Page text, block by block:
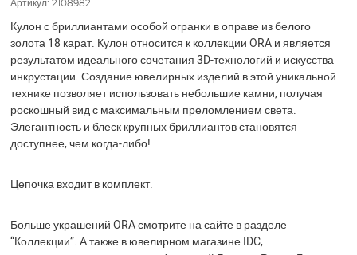
Артикул:2108982
Кулон с бриллиантами особой огранки в оправе из белого
золота 18 карат. Кулон относится к коллекции ORA и является
результатом идеального сочетания 3D-технологий и искусства
инкрустации. Создание ювелирных изделий в этой уникальной
технике позволяет использовать небольшие камни, получая
роскошный вид с максимальным преломлением света.
Элегантность и блеск крупных бриллиантов становятся
доступнее, чем когда-либо!
Цепочка входит в комплект.
Больше украшений ORA смотрите на сайте в разделе
“Коллекции”. А также в ювелирном магазине IDC,